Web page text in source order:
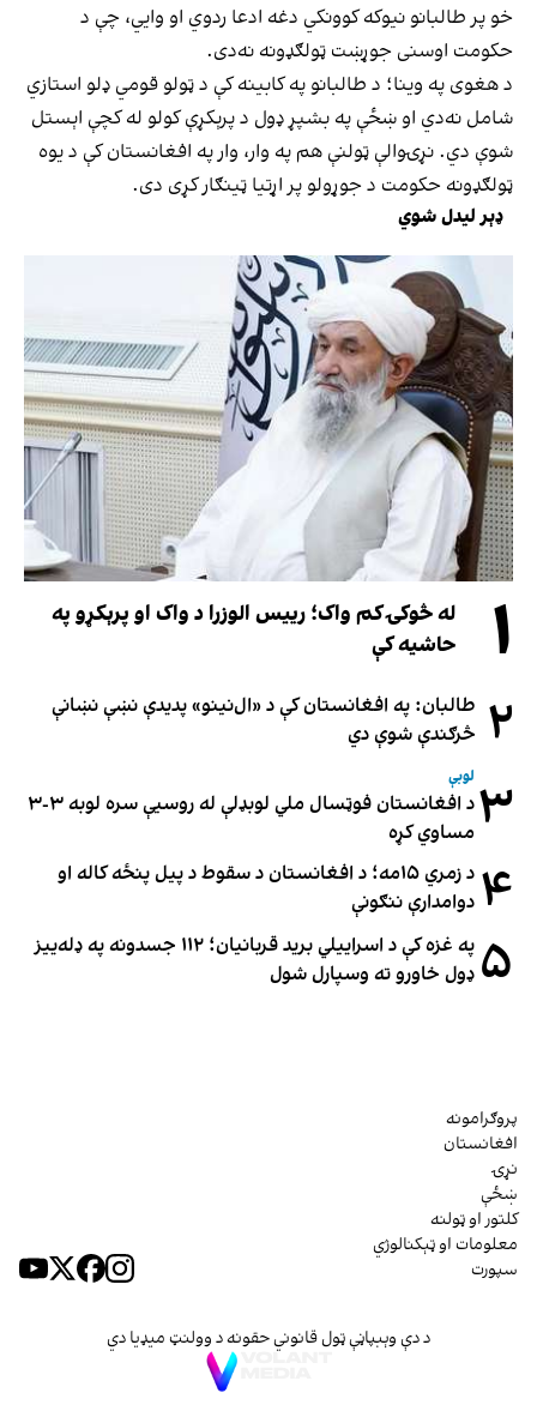
خو پر طالبانو نیوکه کوونکي دغه ادعا ردوي او وايي، چې د
حکومت اوسنی جوړښت ټولګډونه نه‌‌دی.
د هغوی په وینا؛ د طالبانو په کابینه کې د ټولو قومي ډلو استازي
شامل نه‌دي او ښځې په بشپړ ډول د پرېکړې کولو له کچې اېستل
شوې دي. نړۍوالې ټولنې هم په وار، وار په افغانستان کې د یوه
ټولګډونه حکومت د جوړولو پر اړتیا ټینګار کړی دی.
ډېر لیدل شوي
۱
له څوکۍ کم واک؛ رییس الوزرا د واک او پرېکړو په
حاشیه کې
۲ طالبان: په افغانستان کې د «ال‌نینو» پدیدې نښې نښانې
څرګندې شوې دي
۳ لوبې
د افغانستان فوټسال ملي لوبډلې له روسیې سره لوبه ۳-۳
مساوي کړه
۴
د زمري ۱۵مه؛ د افغانستان د سقوط د پیل پنځه کاله او
دوامدارې ننګونې
۵
په غزه کې د اسراییلي برید قربانیان؛ ۱۱۲ جسدونه په ډله‌ییز
ډول خاورو ته وسپارل شول
پروګرامونه
افغانستان
نړۍ
ښځې
کلتور او ټولنه
معلومات او ټېکنالوژي
سپورت
د دې وېبپاڼې ټول قانوني حقونه د وولنټ میډیا دي